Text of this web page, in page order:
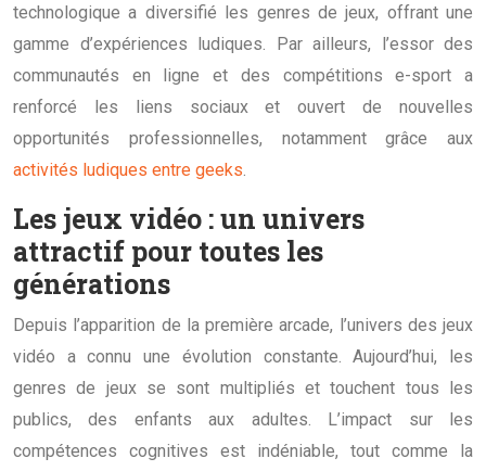
technologique a diversifié les genres de jeux, offrant une
gamme d’expériences ludiques. Par ailleurs, l’essor des
communautés en ligne et des compétitions e-sport a
renforcé les liens sociaux et ouvert de nouvelles
opportunités professionnelles, notamment grâce aux
activités ludiques entre geeks.
Les jeux vidéo : un univers
attractif pour toutes les
générations
Depuis l’apparition de la première arcade, l’univers des jeux
vidéo a connu une évolution constante. Aujourd’hui, les
genres de jeux se sont multipliés et touchent tous les
publics, des enfants aux adultes. L’impact sur les
compétences cognitives est indéniable, tout comme la